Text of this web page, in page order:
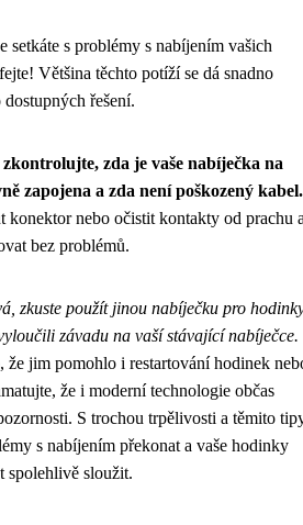
setkáte s problémy s nabíjením vašich
Většina těchto potíží se dá snadno
řešení.
zda je vaše nabíječka na
zapojena a zda není poškozený kabel.
konektor nebo očistit kontakty od prachu
bez problémů.
zkuste použít jinou nabíječku pro
závadu na vaší stávající nabíječce.
jim pomohlo i restartování hodinek
že i moderní technologie občas
S trochou trpělivosti a těmito
s nabíjením překonat a vaše hodinky
spolehlivě sloužit.